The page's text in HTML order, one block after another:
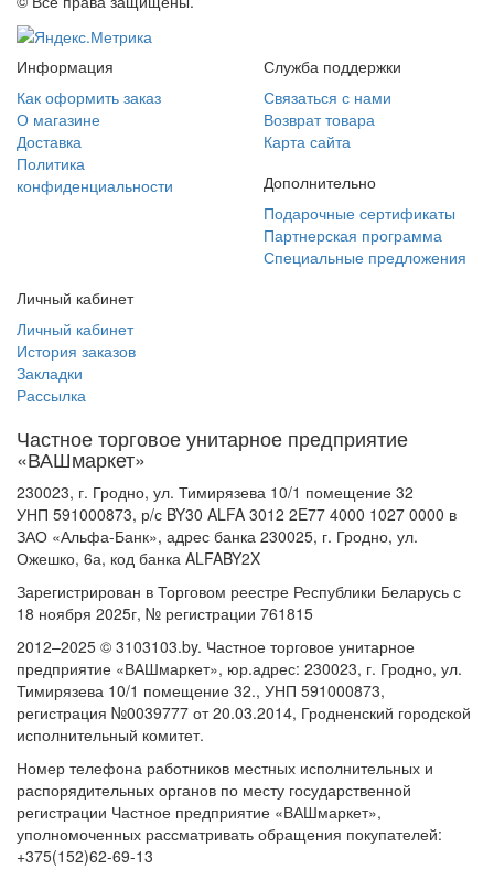
Информация
Как оформить заказ
О магазине
Доставка
Политика
конфиденциальности
Служба поддержки
Связаться с нами
Возврат товара
Карта сайта
Дополнительно
Подарочные сертификаты
Партнерская программа
Специальные предложения
Личный кабинет
Личный кабинет
История заказов
Закладки
Рассылка
Частное торговое унитарное предприятие
«ВАШмаркет»
230023, г. Гродно, ул. Тимирязева 10/1 помещение 32
УНП 591000873, р/с BY30 ALFA 3012 2E77 4000 1027 0000 в
ЗАО «Альфа-Банк», адрес банка 230025, г. Гродно, ул.
Ожешко, 6а, код банка ALFABY2X
Зарегистрирован в Торговом реестре Республики Беларусь с
18 ноября 2025г, № регистрации 761815
2012–2025 © 3103103.by. Частное торговое унитарное
предприятие «ВАШмаркет», юр.адрес: 230023, г. Гродно, ул.
Тимирязева 10/1 помещение 32., УНП 591000873,
регистрация №0039777 от 20.03.2014, Гродненский городской
исполнительный комитет.
Номер телефона работников местных исполнительных и
распорядительных органов по месту государственной
регистрации Частное предприятие «ВАШмаркет»,
уполномоченных рассматривать обращения покупателей:
+375(152)62-69-13